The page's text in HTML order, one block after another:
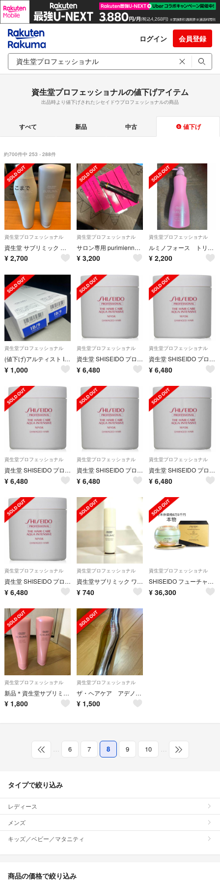
ログイン 会員登録
資生堂プロフェッショナルの値下げアイテム
出品時より値下げされたシセイドウプロフェッショナルの商品
すべて 新品 中古 値下げ
約700件中 253 - 288件
資生堂プロフェッショナル
資生堂 サブリミック アデノバイタル シャンプー ＆トリートメント250ml
¥ 2,700
資生堂プロフェッショナル
サロン専用 purimiennsu SHISEIDOカラー剤
¥ 3,200
資生堂プロフェッショナル
ルミノフォース トリートメント500
¥ 2,200
資生堂プロフェッショナル
(値下げ)アルティスト IB9 インディゴブルー 2本セット
¥ 1,000
資生堂プロフェッショナル
資生堂 SHISEIDO プロフェッショナル アクアインテンシブ マスク
¥ 6,480
資生堂プロフェッショナル
資生堂 SHISEIDO プロフェッショナル アクアインテンシブ マスク
¥ 6,480
資生堂プロフェッショナル
資生堂 SHISEIDO プロフェッショナル アクアインテンシブ マスク
¥ 6,480
資生堂プロフェッショナル
資生堂 SHISEIDO プロフェッショナル アクアインテンシブ マスク
¥ 6,480
資生堂プロフェッショナル
資生堂 SHISEIDO プロフェッショナル アクアインテンシブ マスク
¥ 6,480
資生堂プロフェッショナル
資生堂 SHISEIDO プロフェッショナル アクアインテンシブ マスク
¥ 6,480
資生堂プロフェッショナル
資生堂サブリミック ワンダーシールドa 25mL
¥ 740
資生堂プロフェッショナル
SHISEIDO フューチャーソリューション LXレジェンダリーEN クリーム
¥ 36,300
資生堂プロフェッショナル
新品＊資生堂サブリミックエアリーフロートリートメント
¥ 1,800
資生堂プロフェッショナル
ザ・ヘアケア アデノバイタル アドバンスト スカルプエッセンス
¥ 1,500
6 7 8 9 10
タイプで絞り込み
レディース
メンズ
キッズ／ベビー／マタニティ
商品の価格で絞り込み